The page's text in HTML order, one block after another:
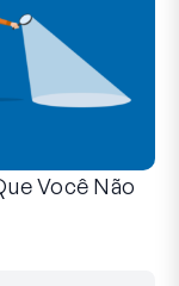
Você Não